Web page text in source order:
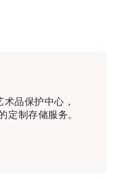
品保护中心，
定制存储服务。